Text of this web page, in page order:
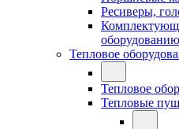
Ресиверы,
оборудованию
Тепловое
Тепловое
Тепловые